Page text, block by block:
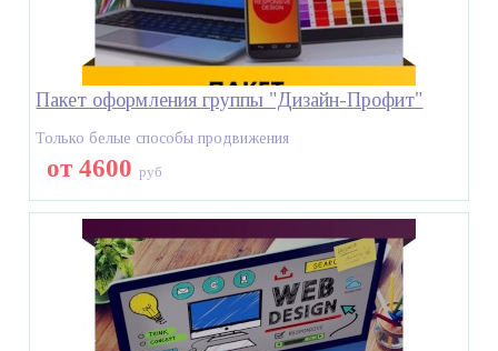
Пакет оформления группы "Дизайн-Профит"
Только белые способы продвижения
от 4600руб